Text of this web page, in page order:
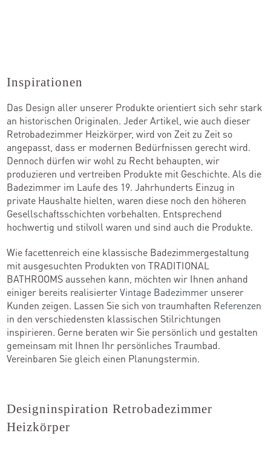
Inspirationen
Das Design aller unserer Produkte orientiert sich sehr stark
an historischen Originalen. Jeder Artikel, wie auch dieser
Retrobadezimmer Heizkörper, wird von Zeit zu Zeit so
angepasst, dass er modernen Bedürfnissen gerecht wird.
Dennoch dürfen wir wohl zu Recht behaupten, wir
produzieren und vertreiben Produkte mit Geschichte. Als die
Badezimmer im Laufe des 19. Jahrhunderts Einzug in
private Haushalte hielten, waren diese noch den höheren
Gesellschaftsschichten vorbehalten. Entsprechend
hochwertig und stilvoll waren und sind auch die Produkte.
Wie facettenreich eine klassische Badezimmergestaltung
mit ausgesuchten Produkten von TRADITIONAL
BATHROOMS aussehen kann, möchten wir Ihnen anhand
einiger bereits realisierterVintage Badezimmer unserer
Kunden zeigen. Lassen Sie sich von traumhaften Referenzen
in den verschiedensten klassischen Stilrichtungen
inspirieren. Gerne beraten wir Sie persönlich und gestalten
gemeinsam mit Ihnen Ihr persönliches Traumbad.
Vereinbaren Sie gleich einen Planungstermin.
Designinspiration Retrobadezimmer
Heizkörper